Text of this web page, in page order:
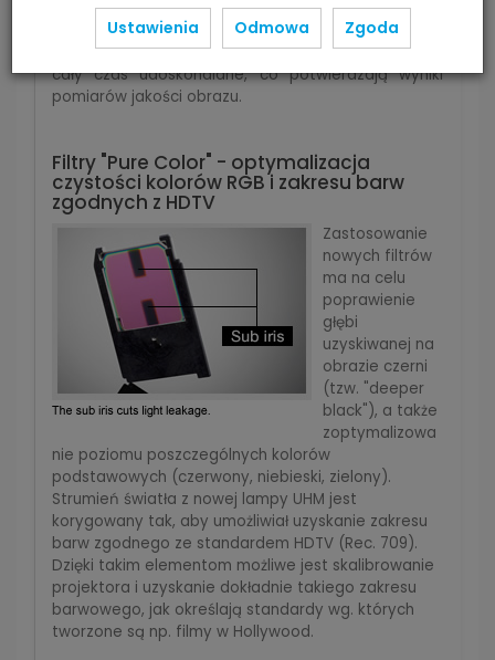
panele, zapobiegający niechcianym wyciekom
światła i poprawiając poziom czerni. Elementy te
zostały wprowadzone już modelu PT-AE4000, ale są
cały czas udoskonalane, co potwierdzają wyniki
pomiarów jakości obrazu.
Filtry "Pure Color" - optymalizacja
czystości kolorów RGB i zakresu barw
zgodnych z HDTV
Zastosowanie
nowych filtrów
ma na celu
poprawienie
głębi
uzyskiwanej na
obrazie czerni
(tzw. "deeper
black"), a także
zoptymalizowa
nie poziomu poszczególnych kolorów
podstawowych (czerwony, niebieski, zielony).
Strumień światła z nowej lampy UHM jest
korygowany tak, aby umożliwiał uzyskanie zakresu
barw zgodnego ze standardem HDTV (Rec. 709).
Dzięki takim elementom możliwe jest skalibrowanie
projektora i uzyskanie dokładnie takiego zakresu
barwowego, jak określają standardy wg. których
tworzone są np. filmy w Hollywood.
Ustawienia Odmowa Zgoda